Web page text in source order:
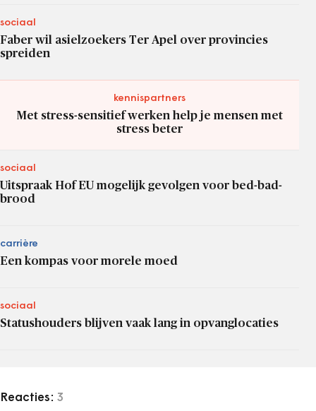
sociaal
Faber wil asielzoekers Ter Apel over provincies
spreiden
kennispartners
Met stress-sensitief werken help je mensen met
stress beter
sociaal
Uitspraak Hof EU mogelijk gevolgen voor bed-bad-
brood
carrière
Een kompas voor morele moed
sociaal
Statushouders blijven vaak lang in opvanglocaties
Reacties: 3